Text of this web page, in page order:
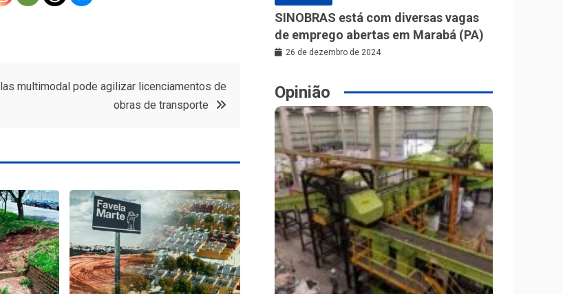
multimodal pode agilizar licenciamentos de
obras de transporte
SINOBRAS está com diversas vagas
de emprego abertas em Marabá (PA)
26 de dezembro de 2024
Opinião